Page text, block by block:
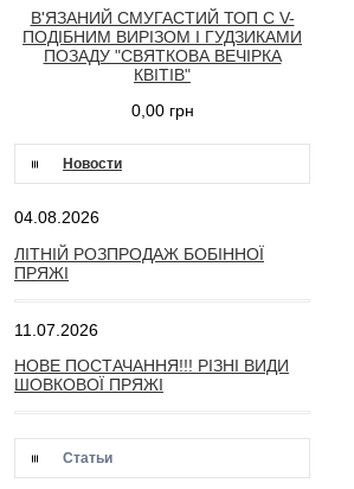
В'ЯЗАНИЙ СМУГАСТИЙ ТОП С V-
ПОДІБНИМ ВИРІЗОМ І ГУДЗИКАМИ
ПОЗАДУ "СВЯТКОВА ВЕЧІРКА
КВІТІВ"
0,00 грн
Новости
04.08.2026
ЛІТНІЙ РОЗПРОДАЖ БОБІННОЇ
ПРЯЖІ
11.07.2026
НОВЕ ПОСТАЧАННЯ!!! РІЗНІ ВИДИ
ШОВКОВОЇ ПРЯЖІ
Статьи